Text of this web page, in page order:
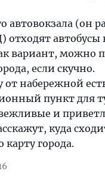
автовокзала (он
отходят автобусы
вариант, можно
если скучно.
от набережной
пункт для
и
куда
карту города.